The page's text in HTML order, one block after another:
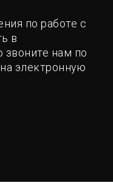
по работе с
в
звоните нам по
электронную